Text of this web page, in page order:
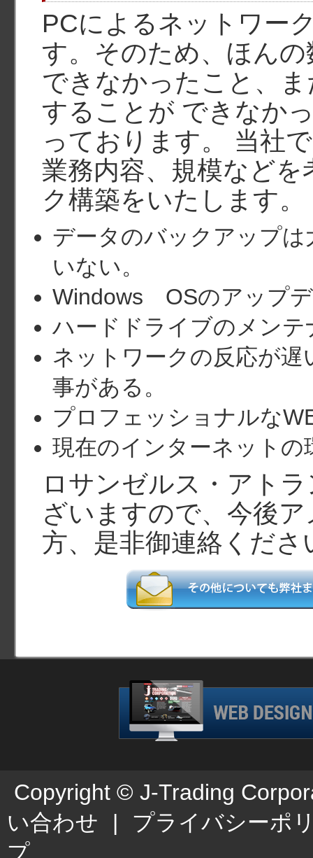
PCによるネットワー
す。そのため、ほん
できなかったこと、
することが できなか
っております。 当社
業務内容、規模など
ク構築をいたします。
データのバックアップ
いない。
Windows OSのアップ
ハードドライブのメン
ネットワークの反応が
事がある。
プロフェッショナルな
現在のインターネットの
ロサンゼルス・アト
ざいますので、今後
方、是非御連絡くださ
Copyright © J-Trading
い合わせ
|
プライバシーポ
プ